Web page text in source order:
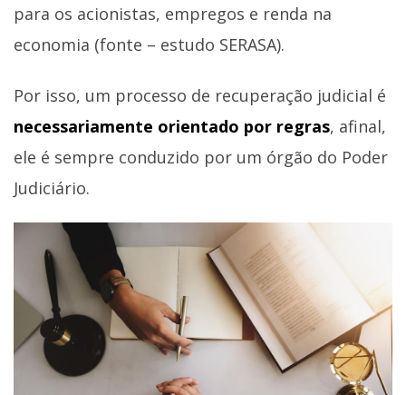
para os acionistas, empregos e renda na
economia (fonte – estudo SERASA).
Por isso, um processo de recuperação judicial é
necessariamente orientado por regras, afinal,
ele é sempre conduzido por um órgão do Poder
Judiciário.